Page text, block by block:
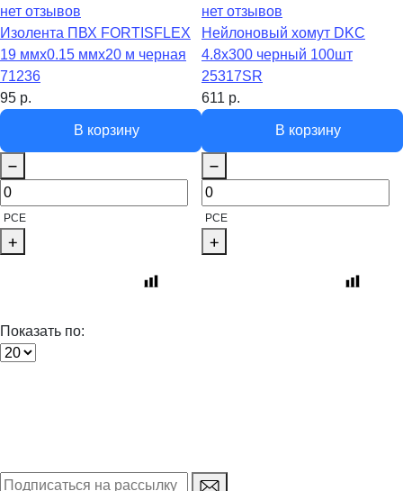
нет отзывов
Изолента ПВХ FORTISFLEX
19 ммх0.15 ммх20 м черная
71236
95 р.
В корзину
PCE
нет отзывов
Нейлоновый хомут DKC
4.8x300 черный 100шт
25317SR
611 р.
В корзину
PCE
Показать по: